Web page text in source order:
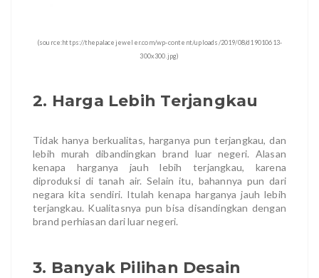
(source:https://thepalacejeweler.com/wp-content/uploads/2019/08/d19010613-
300x300.jpg)
2. Harga Lebih Terjangkau
Tidak hanya berkualitas, harganya pun terjangkau, dan
lebih murah dibandingkan brand luar negeri. Alasan
kenapa harganya jauh lebih terjangkau, karena
diproduksi di tanah air. Selain itu, bahannya pun dari
negara kita sendiri. Itulah kenapa harganya jauh lebih
terjangkau. Kualitasnya pun bisa disandingkan dengan
brand perhiasan dari luar negeri.
3. Banyak Pilihan Desain